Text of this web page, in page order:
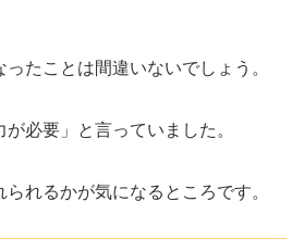
ったことは間違いないでしょう。
必要」と言っていました。
れるかが気になるところです。